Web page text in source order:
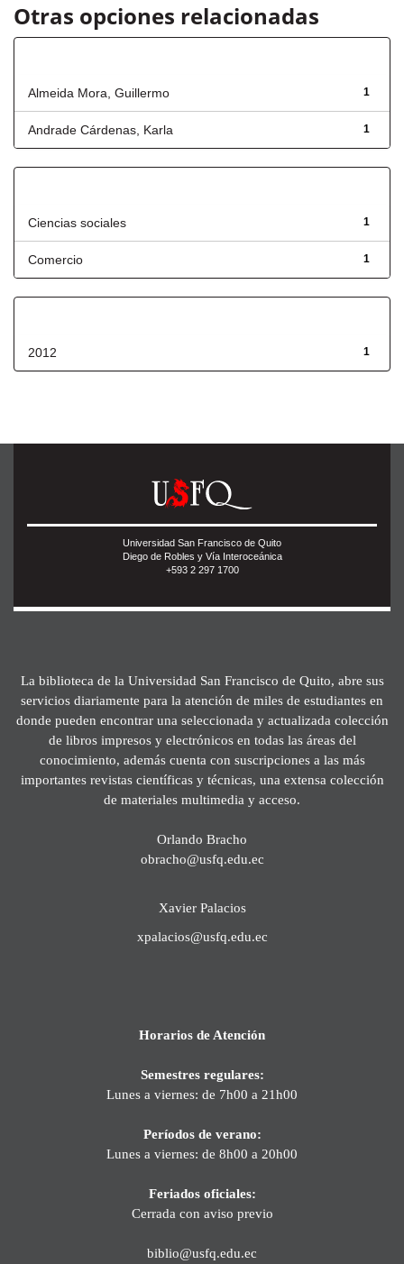
Otras opciones relacionadas
1
Almeida Mora, Guillermo
1
Andrade Cárdenas, Karla
1
Ciencias sociales
1
Comercio
1
2012
Universidad San Francisco de Quito
Diego de Robles y Vía Interoceánica
+593 2 297 1700
La biblioteca de la Universidad San Francisco de Quito, abre sus
servicios diariamente para la atención de miles de estudiantes en
donde pueden encontrar una seleccionada y actualizada colección
de libros impresos y electrónicos en todas las áreas del
conocimiento, además cuenta con suscripciones a las más
importantes revistas científicas y técnicas, una extensa colección
de materiales multimedia y acceso.
Orlando Bracho
obracho@usfq.edu.ec
Xavier Palacios
xpalacios@usfq.edu.ec
Horarios de Atención
Semestres regulares:
Lunes a viernes: de 7h00 a 21h00
Períodos de verano:
Lunes a viernes: de 8h00 a 20h00
Feriados oficiales:
Cerrada con aviso previo
biblio@usfq.edu.ec